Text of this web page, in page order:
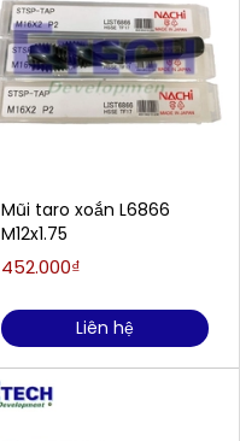
Mũi taro xoắn L6866
M12x1.75
452.000₫
Liên hệ